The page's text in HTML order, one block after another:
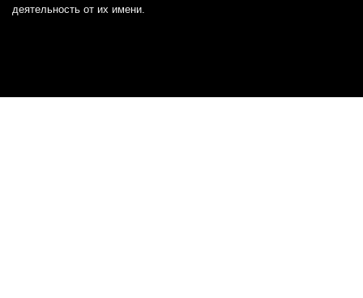
деятельность от их имени.